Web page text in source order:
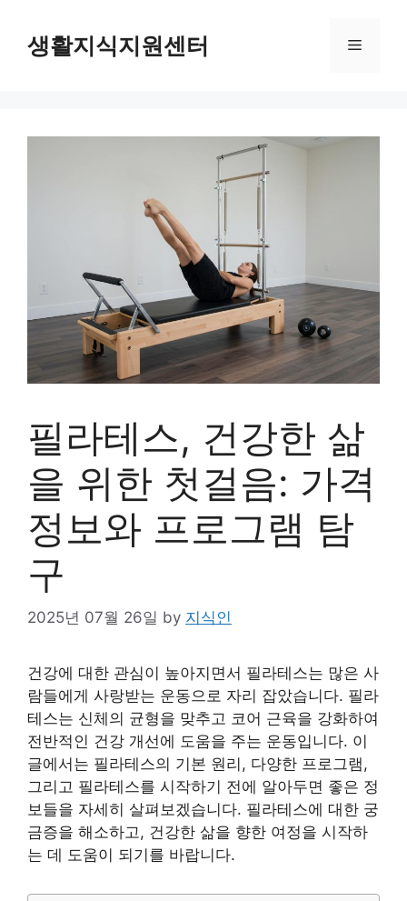
content생활지식지원센터 Menu
필라테스, 건강한 삶
을 위한 첫걸음: 가격
정보와 프로그램 탐
구
2025년 07월 26일 by 지식인
건강에 대한 관심이 높아지면서 필라테스는 많은 사
람들에게 사랑받는 운동으로 자리 잡았습니다. 필라
테스는 신체의 균형을 맞추고 코어 근육을 강화하여
전반적인 건강 개선에 도움을 주는 운동입니다. 이
글에서는 필라테스의 기본 원리, 다양한 프로그램,
그리고 필라테스를 시작하기 전에 알아두면 좋은 정
보들을 자세히 살펴보겠습니다. 필라테스에 대한 궁
금증을 해소하고, 건강한 삶을 향한 여정을 시작하
는 데 도움이 되기를 바랍니다.